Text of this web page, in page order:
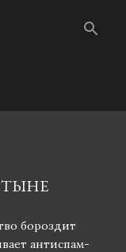
бороздит
антиспам-